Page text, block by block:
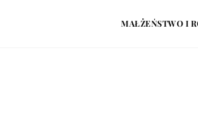
MAŁŻEŃSTWO I